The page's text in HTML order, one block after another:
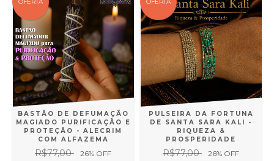
BASTÃO DE DEFUMAÇÃO
MAGIADO PURIFICAÇÃO E
PROTEÇÃO - ALECRIM
COM ALFAZEMA
R$77,00 26% OFF
PULSEIRA DA FORTUNA
DE SANTA SARA KALI -
RIQUEZA &
PROSPERIDADE
R$77,00 26% OFF